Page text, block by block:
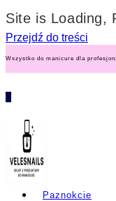
Site is Loading,
Przejdź do treści
Wszystko do manicure dla
0
Paznokcie